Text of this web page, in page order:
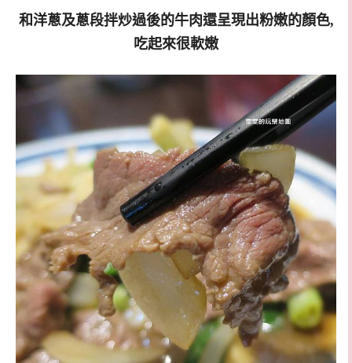
和洋蔥及蔥段拌炒過後的牛肉還呈現出粉嫩的顏色,
吃起來很軟嫩